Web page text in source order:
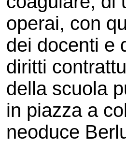
operai, con
dei docenti e
diritti
della scuola
in piazza a
neoduce